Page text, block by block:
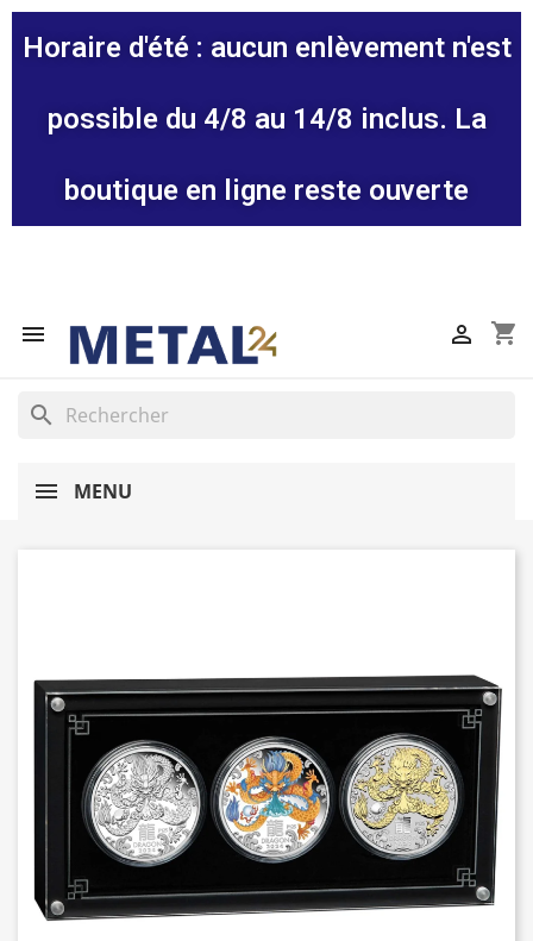
Horaire d'été : aucun enlèvement n'est
possible du 4/8 au 14/8 inclus. La
boutique en ligne reste ouverte
 shopping_cart

search
MENU